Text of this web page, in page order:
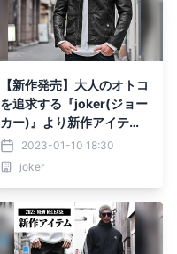
【新作発売】大人のオトコ
を追求する『joker(ジョー
カー)』より新作アイテム
4点が1月10日に発売開
始。
2023-01-10 18:30
joker